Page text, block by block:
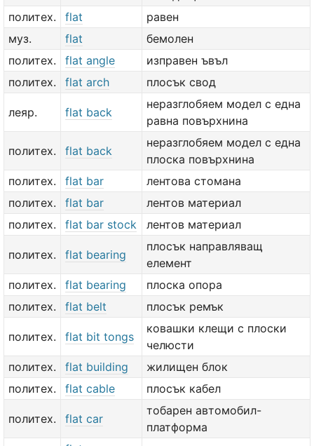
политех.
flat
равен
муз.
flat
бемолен
политех.
flat angle
изправен ъвъл
политех.
flat arch плосък свод
леяр. flat back
неразглобяем модел с една
равна повърхнина
политех. flat back
неразглобяем модел с една
плоска повърхнина
политех.
flat bar
лентова стомана
политех.
flat bar
лентов материал
политех.
flat bar stock лентов материал
политех. flat bearing
плосък направляващ
елемент
политех.
flat bearing
плоска опора
политех.
flat belt плосък ремък
политех. flat bit tongs
ковашки клещи с плоски
челюсти
политех.
flat building
жилищен блок
политех.
flat cable плосък кабел
политех. flat car
тобарен автомобил-
платформа